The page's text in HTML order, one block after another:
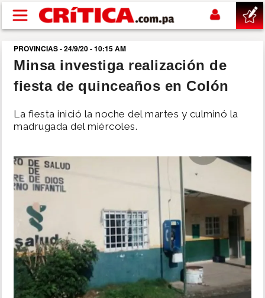
Pasar al contenido principal
buscar
SUCESOS
NACIONAL
SHOW
DEPORTES
MUNDO
INSÓLITAS
PROVINCIAS - 24/9/20 - 10:15 AM
Minsa investiga realización de
fiesta de quinceaños en Colón
La fiesta inició la noche del martes y culminó la
madrugada del miércoles.